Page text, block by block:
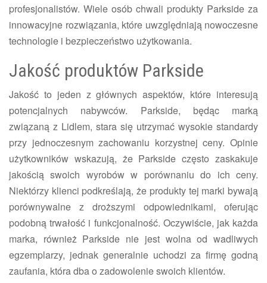
profesjonalistów. Wiele osób chwali produkty Parkside za
innowacyjne rozwiązania, które uwzględniają nowoczesne
technologie i bezpieczeństwo użytkowania.
Jakość produktów Parkside
Jakość to jeden z głównych aspektów, które interesują
potencjalnych nabywców. Parkside, będąc marką
związaną z Lidlem, stara się utrzymać wysokie standardy
przy jednoczesnym zachowaniu korzystnej ceny. Opinie
użytkowników wskazują, że Parkside często zaskakuje
jakością swoich wyrobów w porównaniu do ich ceny.
Niektórzy klienci podkreślają, że produkty tej marki bywają
porównywalne z droższymi odpowiednikami, oferując
podobną trwałość i funkcjonalność. Oczywiście, jak każda
marka, również Parkside nie jest wolna od wadliwych
egzemplarzy, jednak generalnie uchodzi za firmę godną
zaufania, która dba o zadowolenie swoich klientów.